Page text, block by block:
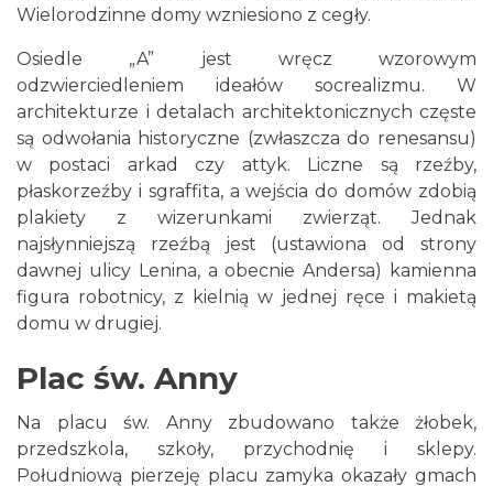
Wielorodzinne domy wzniesiono z cegły.
Osiedle „A” jest wręcz wzorowym
odzwierciedleniem ideałów socrealizmu. W
architekturze i detalach architektonicznych częste
są odwołania historyczne (zwłaszcza do renesansu)
w postaci arkad czy attyk. Liczne są rzeźby,
płaskorzeźby i sgraffita, a wejścia do domów zdobią
plakiety z wizerunkami zwierząt. Jednak
najsłynniejszą rzeźbą jest (ustawiona od strony
dawnej ulicy Lenina, a obecnie Andersa) kamienna
figura robotnicy, z kielnią w jednej ręce i makietą
domu w drugiej.
Plac św. Anny
Na placu św. Anny zbudowano także żłobek,
przedszkola, szkoły, przychodnię i sklepy.
Południową pierzeję placu zamyka okazały gmach